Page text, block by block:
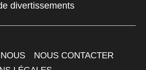
divertissements
NOUS CONTACTER